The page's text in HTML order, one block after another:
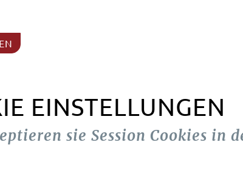
EINSTELLUNGEN
sie Session Cookies in